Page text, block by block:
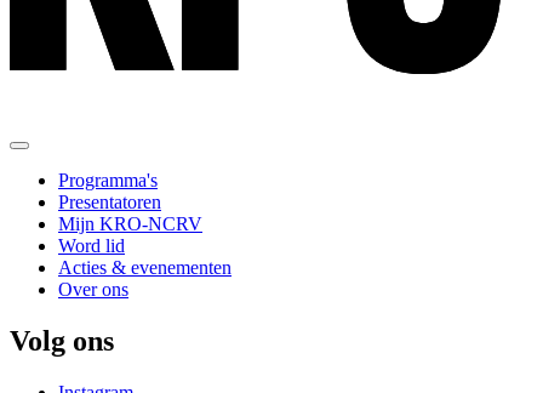
Programma's
Presentatoren
Mijn KRO-NCRV
Word lid
Acties & evenementen
Over ons
Volg ons